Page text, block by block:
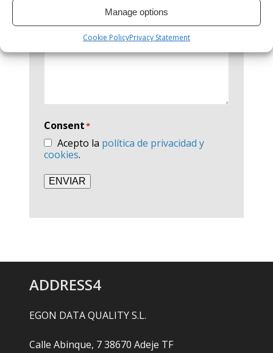
Manage options
Cookie PolicyPrivacy Statement
Mensaje *
Consent*
Acepto la política de privacidad y
cookies.
ENVIAR
ADDRESS4
EGON DATA QUALITY S.L.
Calle Abinque, 7 38670 Adeje TF